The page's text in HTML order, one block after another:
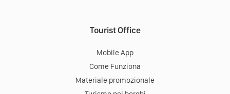
Tourist Office
Mobile App
Come Funziona
Materiale promozionale